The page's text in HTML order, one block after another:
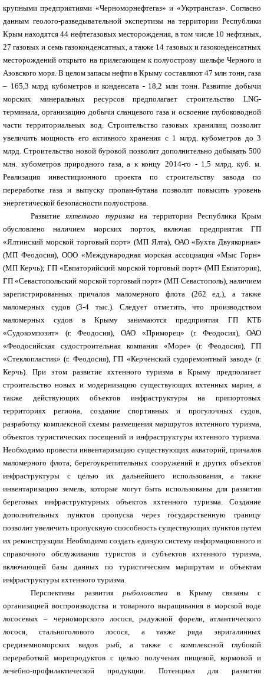
крупными предприятиями «Черноморнефтегаз» и «Укртрансгаз». Согласно
данным геолого-разведывательной экспертизы на территории Республики
Крым находятся 44 нефтегазовых месторождения, в том числе 10 нефтяных,
27 газовых и семь газоконденсатных, а также 14 газовых и газоконденсатных
месторождений открыто на прилегающем к полуострову шельфе Черного и
Азовского моря. В целом запасы нефти в Крыму составляют 47 млн тонн, газа
– 165,3 млрд кубометров и конденсата - 18,2 млн тонн.Развитие добычи
морских минеральных ресурсов предполагает строительство LNG-
терминала, организацию добычи сланцевого газа и освоение глубоководной
части территориальных вод. Строительство газовых хранилищ позволит
увеличить мощность его активного хранения с 1 млрд. кубометров до 3
млрд. Строительство новой буровой позволит дополнительно добывать 500
млн. кубометров природного газа, а к концу 2014-го - 1,5 млрд. куб. м.
Реализация инвестиционного проекта по строительству завода по
переработке газа и выпуску пропан-бутана позволит повысить уровень
энергетической безопасности полуострова.
Развитиеяхтенного туризма на территории Республики Крым
обусловлено наличием морских портов, включая предприятия ГП
«Ялтинский морской торговый порт» (МП Ялта), ОАО «Бухта Двуякорная»
(МП Феодосия), ООО «Международная морская ассоциация «Мыс Горн»
(МП Керчь); ГП «Евпаторийский морской торговый порт» (МП Евпатория),
ГП «Севастопольский морской торговый порт» (МП Севастополь), наличием
зарегистрированных причалов маломерного флота (262 ед.), а также
маломерных судов (3-4 тыс.). Следует отметить, что производством
маломерных судов в Крыму занимаются предприятия ГП КТБ
«Судокомпозит» (г. Феодосия), ОАО «Приморец» (г. Феодосия), ОАО
«Феодосийская судостроительная компания «Море» (г. Феодосия), ГП
«Стеклопластик» (г. Феодосия), ГП «Керченский судоремонтный завод» (г.
Керчь). При этом развитие яхтенного туризма в Крыму предполагает
строительство новых и модернизацию существующих яхтенных марин, а
также действующих объектов инфраструктуры на припортовых
территориях региона, создание спортивных и прогулочных судов,
разработку комплексной схемы размещения маршрутов яхтенного туризма,
объектов туристических посещений и инфраструктуры яхтенного туризма.
Необходимо провести инвентаризацию существующих акваторий, причалов
маломерного флота, берегоукрепительных сооружений и других объектов
инфраструктуры с целью их дальнейшего использования, а также
инвентаризацию земель, которые могут быть использованы для развития
береговых инфраструктурных объектов яхтенного туризма. Создание
дополнительных пунктов пропуска через государственную границу
позволит увеличить пропускную способность существующих пунктов путем
их реконструкции. Необходимо создать единую систему информационного и
справочного обслуживания туристов и субъектов яхтенного туризма,
включающей базы данных по туристическим маршрутам и объектам
инфраструктуры яхтенного туризма.
Перспективы развития рыболовства в Крыму связаны с
организацией воспроизводства и товарного выращивания в морской воде
лососевых – черноморского лосося, радужной форели, атлантического
лосося, стальноголового лосося, а также ряда эвригалинных
средиземноморских видов рыб, а также с комплексной глубокой
переработкой морепродуктов с целью получения пищевой, кормовой и
лечебно-профилактической продукции. Потенциал для развития